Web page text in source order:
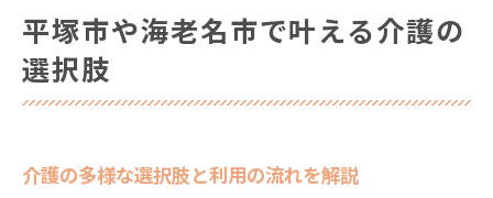
平塚市や海老名市で叶える介護の
選択肢
介護の多様な選択肢と利用の流れを解説